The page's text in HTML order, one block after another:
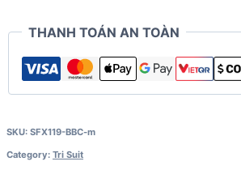
quantity
THANH TOÁN AN TOÀN
SKU: SFX119-BBC-m
Category: Tri Suit